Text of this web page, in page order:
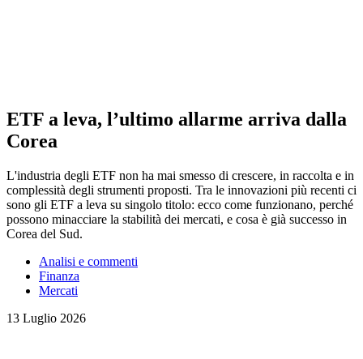
ETF a leva, l’ultimo allarme arriva dalla
Corea
L'industria degli ETF non ha mai smesso di crescere, in raccolta e in
complessità degli strumenti proposti. Tra le innovazioni più recenti ci
sono gli ETF a leva su singolo titolo: ecco come funzionano, perché
possono minacciare la stabilità dei mercati, e cosa è già successo in
Corea del Sud.
Analisi e commenti
Finanza
Mercati
13 Luglio 2026